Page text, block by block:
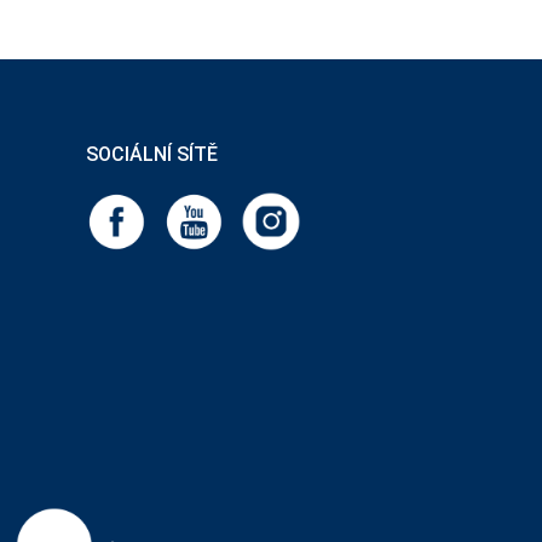
SOCIÁLNÍ SÍTĚ